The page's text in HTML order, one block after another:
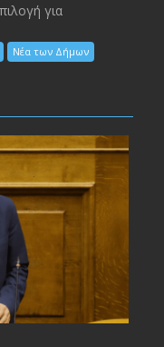
για
Νέα των Δήμων